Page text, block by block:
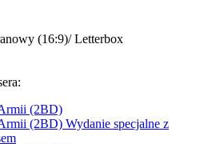
(16:9)/Letterbox
(2BD)
(2BD) Wydanie specjalne z